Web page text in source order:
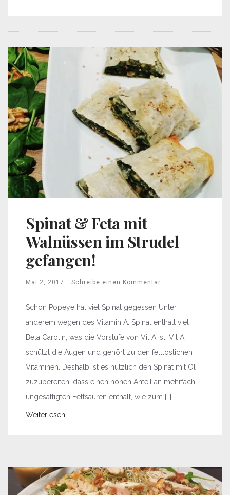
Spinat & Feta mit
Walnüssen im Strudel
gefangen!
Mai 2, 2017 Schreibe einen Kommentar
Schon Popeye hat viel Spinat gegessen Unter
anderem wegen des Vitamin A. Spinat enthält viel
Beta Carotin, was die Vorstufe von Vit A ist. Vit A
schützt die Augen und gehört zu den fettlöslichen
Vitaminen. Deshalb ist es nützlich den Spinat mit Öl
zuzubereiten, dass einen hohen Anteil an mehrfach
ungesättigten Fettsäuren enthält, wie zum […]
Weiterlesen